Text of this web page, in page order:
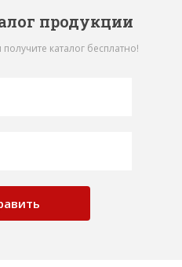
продукции
каталог бесплатно!